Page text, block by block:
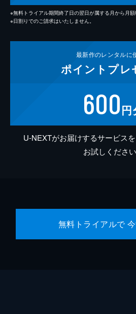
※無料トライアル期間終了日の翌日が属する月から月額
※日割りでのご請求はいたしません。
最新作のレンタルに
ポイント プレ
600
U-NEXTがお届けするサービス
お試しください
無料トライアルで